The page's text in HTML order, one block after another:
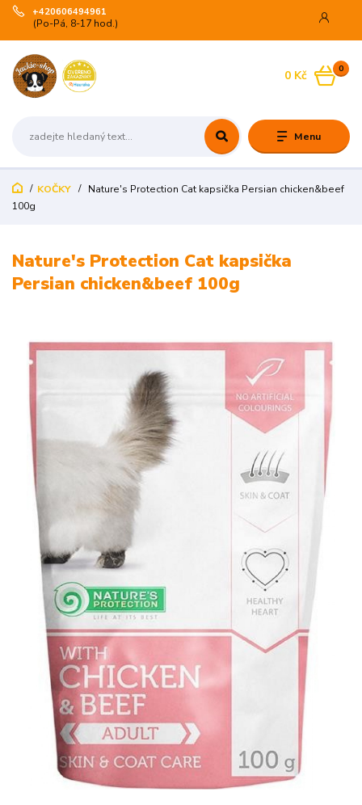
Menu
+420606494961
(Po-Pá, 8-17 hod.)
0
0 Kč
KOČKY
Nature's Protection Cat kapsička Persian chicken&beef
100g
Nature's Protection Cat kapsička
Persian chicken&beef 100g